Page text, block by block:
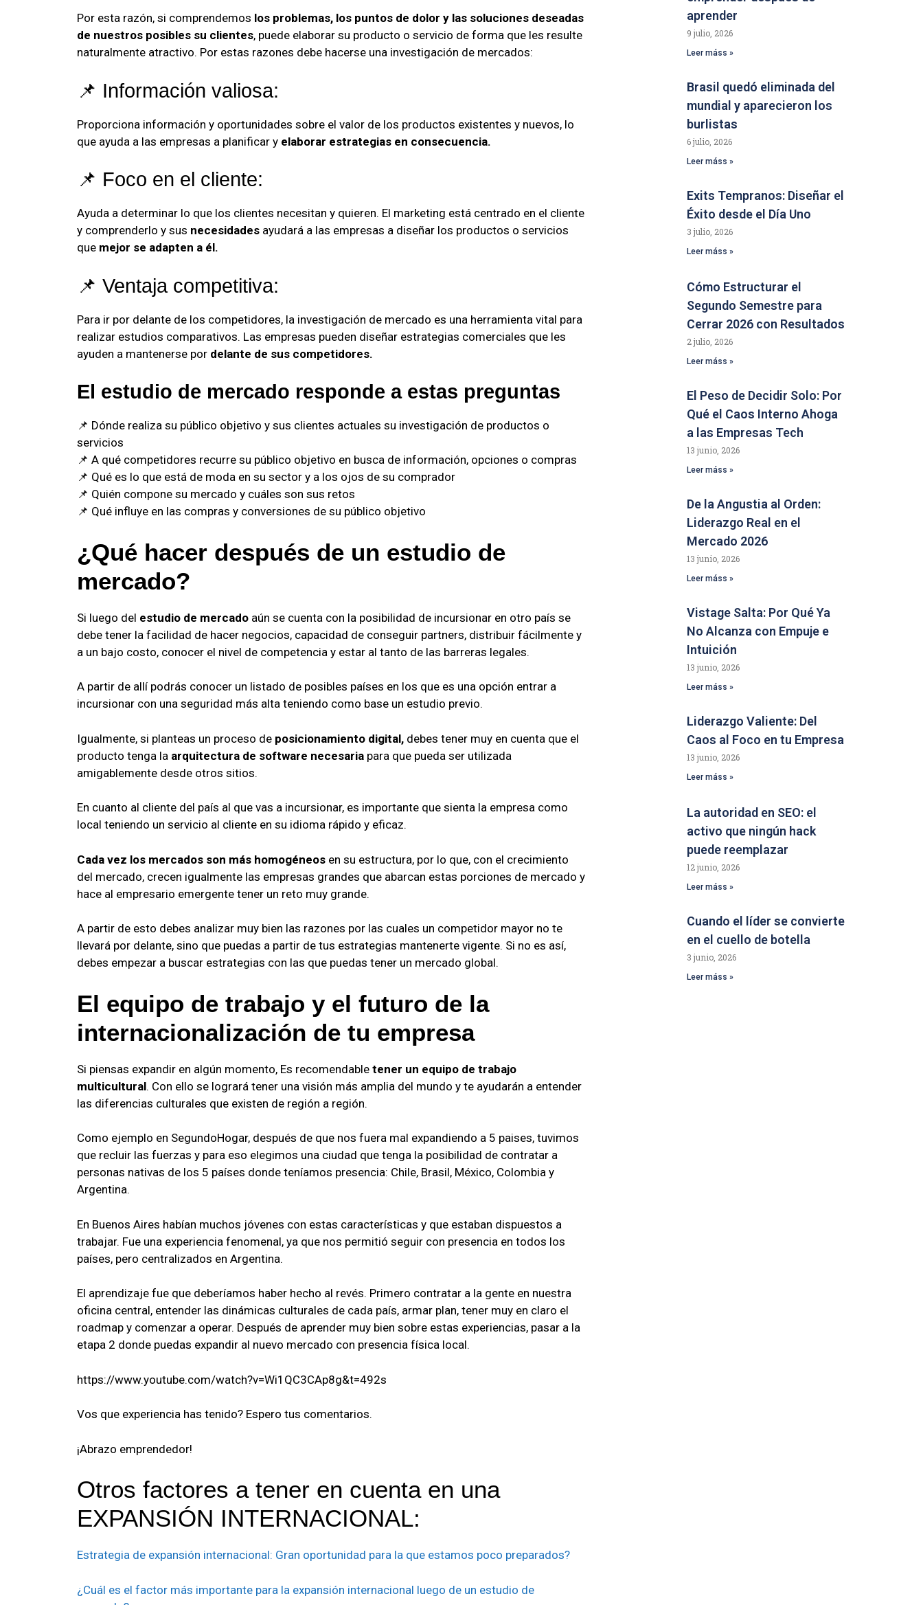
Por esta razón, si comprendemos los problemas, los puntos de dolor y las soluciones deseadas
de nuestros posibles su clientes, puede elaborar su producto o servicio de forma que les resulte
naturalmente atractivo. Por estas razones debe hacerse una investigación de mercados:
📌 Información valiosa:
Proporciona información y oportunidades sobre el valor de los productos existentes y nuevos, lo
que ayuda a las empresas a planificar y elaborar estrategias en consecuencia.
📌 Foco en el cliente:
Ayuda a determinar lo que los clientes necesitan y quieren. El marketing está centrado en el cliente
y comprenderlo y sus necesidades ayudará a las empresas a diseñar los productos o servicios
que mejor se adapten a él.
📌 Ventaja competitiva:
Para ir por delante de los competidores, la investigación de mercado es una herramienta vital para
realizar estudios comparativos. Las empresas pueden diseñar estrategias comerciales que les
ayuden a mantenerse por delante de sus competidores.
El estudio de mercado responde a estas preguntas
📌 Dónde realiza su público objetivo y sus clientes actuales su investigación de productos o
servicios
📌 A qué competidores recurre su público objetivo en busca de información, opciones o compras
📌 Qué es lo que está de moda en su sector y a los ojos de su comprador
📌 Quién compone su mercado y cuáles son sus retos
📌 Qué influye en las compras y conversiones de su público objetivo
¿Qué hacer después de un estudio de
mercado?
Si luego del estudio de mercado aún se cuenta con la posibilidad de incursionar en otro país se
debe tener la facilidad de hacer negocios, capacidad de conseguir partners, distribuir fácilmente y
a un bajo costo, conocer el nivel de competencia y estar al tanto de las barreras legales.
A partir de allí podrás conocer un listado de posibles países en los que es una opción entrar a
incursionar con una seguridad más alta teniendo como base un estudio previo.
Igualmente, si planteas un proceso de posicionamiento digital, debes tener muy en cuenta que el
producto tenga la arquitectura de software necesaria para que pueda ser utilizada
amigablemente desde otros sitios.
En cuanto al cliente del país al que vas a incursionar, es importante que sienta la empresa como
local teniendo un servicio al cliente en su idioma rápido y eficaz.
Cada vez los mercados son más homogéneos en su estructura, por lo que, con el crecimiento
del mercado, crecen igualmente las empresas grandes que abarcan estas porciones de mercado y
hace al empresario emergente tener un reto muy grande.
A partir de esto debes analizar muy bien las razones por las cuales un competidor mayor no te
llevará por delante, sino que puedas a partir de tus estrategias mantenerte vigente. Si no es así,
debes empezar a buscar estrategias con las que puedas tener un mercado global.
El equipo de trabajo y el futuro de la
internacionalización de tu empresa
Si piensas expandir en algún momento, Es recomendable tener un equipo de trabajo
multicultural. Con ello se logrará tener una visión más amplia del mundo y te ayudarán a entender
las diferencias culturales que existen de región a región.
Como ejemplo en SegundoHogar, después de que nos fuera mal expandiendo a 5 paises, tuvimos
que recluir las fuerzas y para eso elegimos una ciudad que tenga la posibilidad de contratar a
personas nativas de los 5 países donde teníamos presencia: Chile, Brasil, México, Colombia y
Argentina.
En Buenos Aires habían muchos jóvenes con estas características y que estaban dispuestos a
trabajar. Fue una experiencia fenomenal, ya que nos permitió seguir con presencia en todos los
países, pero centralizados en Argentina.
El aprendizaje fue que deberíamos haber hecho al revés. Primero contratar a la gente en nuestra
oficina central, entender las dinámicas culturales de cada país, armar plan, tener muy en claro el
roadmap y comenzar a operar. Después de aprender muy bien sobre estas experiencias, pasar a la
etapa 2 donde puedas expandir al nuevo mercado con presencia física local.
https://www.youtube.com/watch?v=Wi1QC3CAp8g&t=492s
Vos que experiencia has tenido? Espero tus comentarios.
¡Abrazo emprendedor!
Otros factores a tener en cuenta en una
EXPANSIÓN INTERNACIONAL:
Estrategia de expansión internacional: Gran oportunidad para la que estamos poco preparados?
¿Cuál es el factor más importante para la expansión internacional luego de un estudio de
aprender
9 julio, 2026
Leer máss »
Brasil quedó eliminada del
mundial y aparecieron los
burlistas
6 julio, 2026
Leer máss »
Exits Tempranos: Diseñar el
Éxito desde el Día Uno
3 julio, 2026
Leer máss »
Cómo Estructurar el
Segundo Semestre para
Cerrar 2026 con Resultados
2 julio, 2026
Leer máss »
El Peso de Decidir Solo: Por
Qué el Caos Interno Ahoga
a las Empresas Tech
13 junio, 2026
Leer máss »
De la Angustia al Orden:
Liderazgo Real en el
Mercado 2026
13 junio, 2026
Leer máss »
Vistage Salta: Por Qué Ya
No Alcanza con Empuje e
Intuición
13 junio, 2026
Leer máss »
Liderazgo Valiente: Del
Caos al Foco en tu Empresa
13 junio, 2026
Leer máss »
La autoridad en SEO: el
activo que ningún hack
puede reemplazar
12 junio, 2026
Leer máss »
Cuando el líder se convierte
en el cuello de botella
3 junio, 2026
Leer máss »